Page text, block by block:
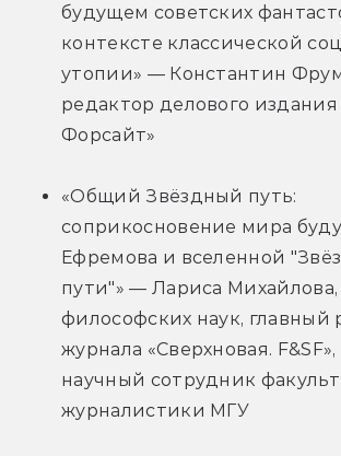
будущем советских
контексте классической
утопии» — Константин
редактор делового
Форсайт»
«Общий Звёздный путь:
соприкосновение мира
Ефремова и вселенной
пути"» — Лариса
философских наук, главный
журнала «Сверхновая.
научный сотрудник
журналистики МГУ